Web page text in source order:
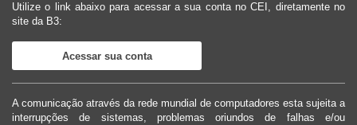
Utilize o link abaixo para acessar a sua conta no CEI, diretamente no
site da B3:
Acessar sua conta
A comunicação através da rede mundial de computadores esta sujeita a
interrupções de sistemas, problemas oriundos de falhas e/ou